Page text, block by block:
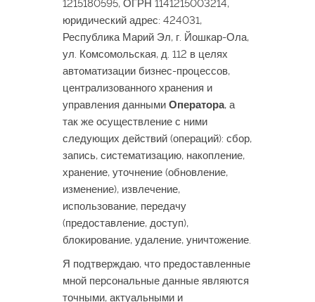
1215180595, ОГРН 1141215003214,
юридический адрес: 424031,
Республика Марий Эл, г. Йошкар-Ола,
ул. Комсомольская, д. 112 в целях
автоматизации бизнес-процессов,
централизованного хранения и
управления данными Оператора, а
так же осуществление с ними
следующих действий (операций): сбор,
запись, систематизацию, накопление,
хранение, уточнение (обновление,
изменение), извлечение,
использование, передачу
(предоставление, доступ),
блокирование, удаление, уничтожение.
Я подтверждаю, что предоставленные
мной персональные данные являются
точными, актуальными и